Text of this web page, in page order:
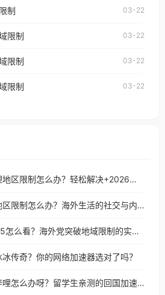
国、加拿大、澳大利亚、欧洲等国家和地区
困扰。
如香港、澳门、台湾、美
能在中国大陆地区播放。 遇到这个问题
易云音乐地区版权限制」的问题，无论人在
制 03-22
限制 03-22
限制 03-22
限制 03-22
在法国用哔哩哔哩地区限制怎么办？轻松解决+2026世界杯看球攻略
在新西兰用探探地区限制怎么办？海外生活的社交与内容之困
欧洲杯直播CCTV5怎么看？海外党突破地域限制的实用指南
传奇？你的网络加速器选对了吗？
国外看不了哔哩哔哩怎么办呀？留学生亲测的回国加速全攻略（含酷我音乐渤海银行解决方法）